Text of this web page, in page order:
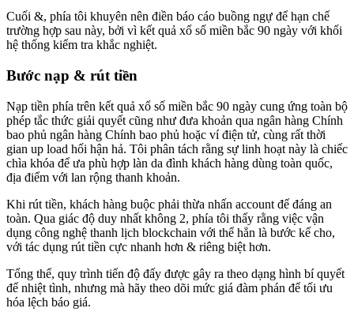
Cuối &, phía tôi khuyên nên điền báo cáo buồng ngự để hạn chế
trường hợp sau này, bởi vì kết quả xổ số miền bắc 90 ngày với khối
hệ thống kiểm tra khắc nghiệt.
Bước nạp & rút tiền
Nạp tiền phía trên kết quả xổ số miền bắc 90 ngày cung ứng toàn bộ
phép tắc thức giải quyết cũng như đưa khoản qua ngân hàng Chính
bao phủ ngân hàng Chính bao phủ hoặc ví điện tử, cùng rất thời
gian up load hối hận hả. Tôi phân tách rằng sự linh hoạt này là chiếc
chìa khóa để ưa phù hợp làn da đình khách hàng dùng toàn quốc,
địa điểm với lan rộng thanh khoản.
Khi rút tiền, khách hàng buộc phải thừa nhấn account để đáng an
toàn. Qua giác độ duy nhất không 2, phía tôi thấy rằng việc vận
dụng công nghệ thanh lịch blockchain với thể hẳn là bước kế cho,
với tác dụng rút tiền cực nhanh hơn & riêng biệt hơn.
Tổng thể, quy trình tiến độ đấy được gây ra theo dạng hình bí quyết
để nhiệt tình, nhưng mà hãy theo dõi mức giá đàm phán để tối ưu
hóa lệch báo giá.